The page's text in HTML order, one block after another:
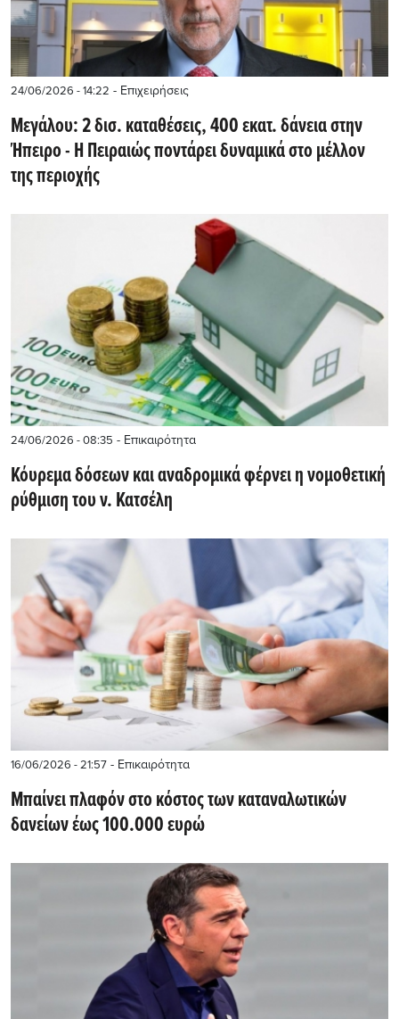
24/06/2026 - 14:22 - Επιχειρήσεις
Μεγάλου: 2 δισ. καταθέσεις, 400 εκατ. δάνεια στην
Ήπειρο - Η Πειραιώς ποντάρει δυναμικά στο μέλλον
της περιοχής
24/06/2026 - 08:35 - Επικαιρότητα
Κόυρεμα δόσεων και αναδρομικά φέρνει η νομοθετική
ρύθμιση του ν. Κατσέλη
16/06/2026 - 21:57 - Επικαιρότητα
Μπαίνει πλαφόν στο κόστος των καταναλωτικών
δανείων έως 100.000 ευρώ